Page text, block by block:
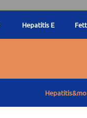
Hepatitis E